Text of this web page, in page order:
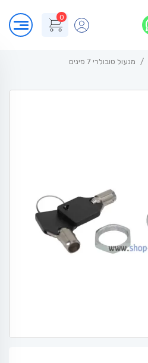
0
מנעול טובולרי 7 פינים